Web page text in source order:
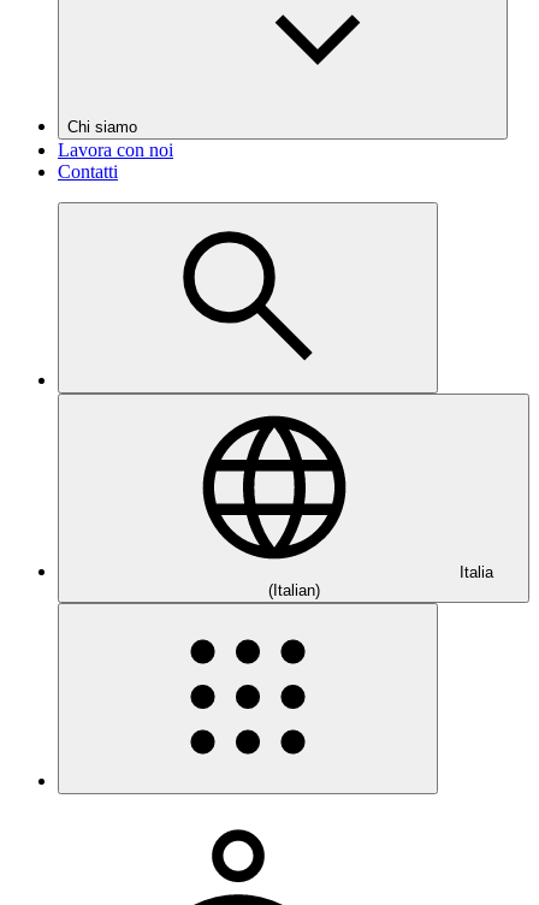
Chi siamo
Lavora con noi
Contatti
Italia
(Italian)